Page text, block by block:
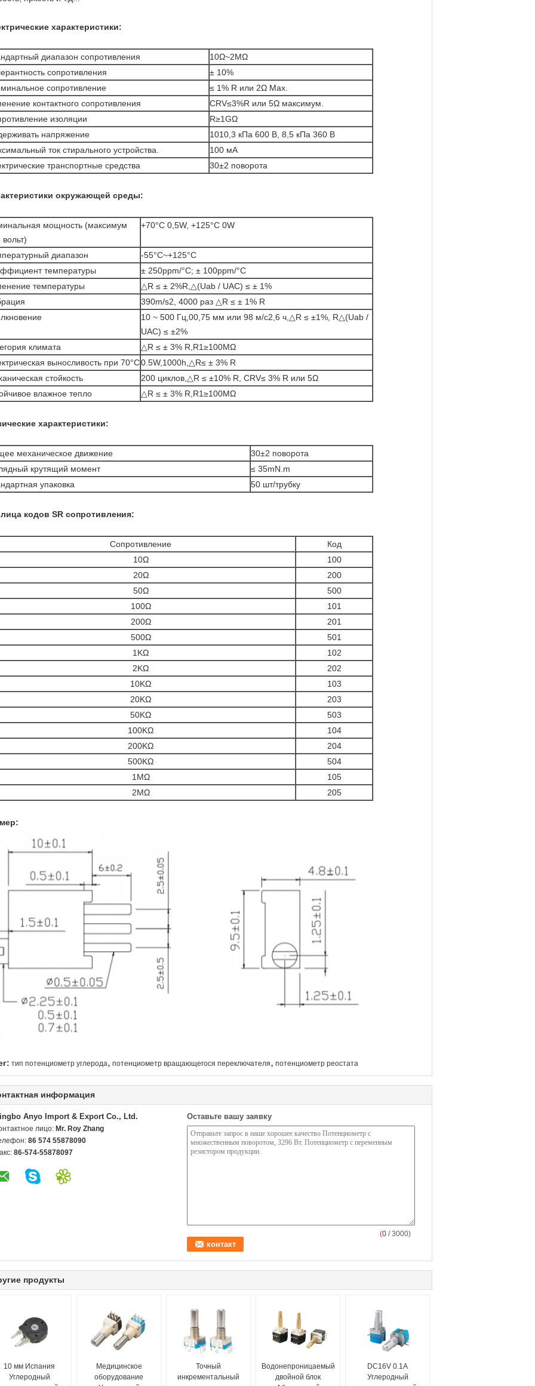
характеристики:
диапазон сопротивления
10Ω~2MΩ
сопротивления
± 10%
сопротивление
≤ 1% R или 2Ω Max.
контактного сопротивления
CRV≤3%R или 5Ω максимум.
изоляции
R≥1GΩ
напряжение
1010,3 кПа 600 В, 8,5 кПа 360 В
ток стирального устройства.
100 мА
транспортные средства
30±2 поворота
окружающей среды:
мощность (максимум
+70°C 0,5W, +125°C 0W
диапазон
-55°C~+125°C
температуры
± 250ppm/°C; ± 100ppm/°C
температуры
△R ≤ ± 2%R,△(Uab / UAC) ≤ ± 1%
390m/s2, 4000 раз △R ≤ ± 1% R
10 ~ 500 Гц,00,75 мм или 98 м/с2,6 ч,△R ≤ ±1%, R△(Uab /
UAC) ≤ ±2%
климата
△R ≤ ± 3% R,R1≥100MΩ
выносливость при 70°C0.5W,1000h,△R≤ ± 3% R
стойкость
200 циклов,△R ≤ ±10% R, CRV≤ 3% R или 5Ω
влажное тепло
△R ≤ ± 3% R,R1≥100MΩ
характеристики:
механическое движение
30±2 поворота
крутящий момент
≤ 35mN.m
упаковка
50 шт/трубку
кодов SR сопротивления:
Сопротивление
Код
10Ω
100
20Ω
200
50Ω
500
100Ω
101
200Ω
201
500Ω
501
1KΩ
102
2KΩ
202
10KΩ
103
20KΩ
203
50KΩ
503
100KΩ
104
200KΩ
204
500KΩ
504
1МΩ
105
2МΩ
205
тип потенциометр углерода, потенциометр вращающегося переключателя, потенциометр реостата
информация
Anyo Import & Export Co., Ltd.
лицо: Mr. Roy Zhang
86 574 55878090
86-574-55878097
Оставьте вашу заявку
(0 / 3000)
продукты
10 мм Испания
Углеродный
Медицинское
оборудование
Точный
инкрементальный
Водонепроницаемый
двойной блок
DC16V 0.1A
Углеродный